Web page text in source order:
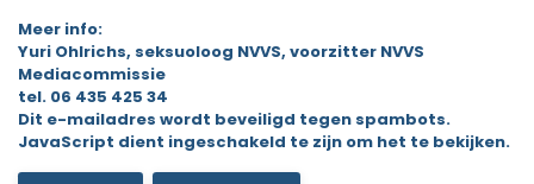
Meer info:
Yuri Ohlrichs, seksuoloog NVVS, voorzitter NVVS
Mediacommissie
tel. 06 435 425 34
Dit e-mailadres wordt beveiligd tegen spambots.
JavaScript dient ingeschakeld te zijn om het te bekijken.